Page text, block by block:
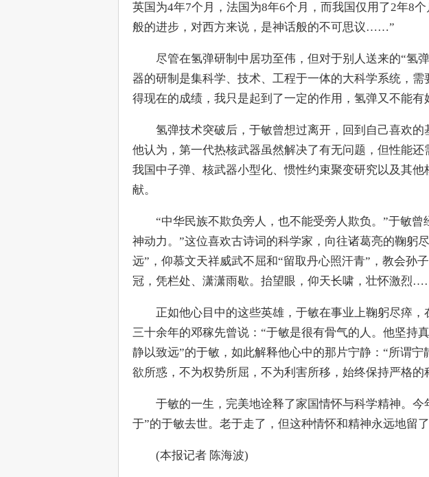
英国为4年7个月，法国为8年6个月，而我国仅用了2年8
般的进步，对西方来说，是神话般的不可思议……”
尽管在氢弹研制中居功至伟，但对于别人送来的“氢弹
器的研制是集科学、技术、工程于一体的大科学系统，
得现在的成绩，我只是起到了一定的作用，氢弹又不能有
氢弹技术突破后，于敏曾想过离开，回到自己喜欢的
他认为，第一代热核武器虽然解决了有无问题，但性能
我国中子弹、核武器小型化、惯性约束聚变研究以及其
献。
“中华民族不欺负旁人，也不能受旁人欺负。”于敏曾
神动力。”这位喜欢古诗词的科学家，向往诸葛亮的鞠躬
远”，仰慕文天祥威武不屈和“留取丹心照汗青”，教会孙
冠，凭栏处、潇潇雨歇。抬望眼，仰天长啸，壮怀激烈
正如他心目中的这些英雄，于敏在事业上鞠躬尽瘁，
三十余年的邓稼先曾说：“于敏是很有骨气的人。他坚持
静以致远”的于敏，如此解释他心中的那片宁静：“所谓
欲所惑，不为权势所屈，不为利害所移，始终保持严格的
于敏的一生，完美地诠释了家国情怀与科学精神。今
于”的于敏去世。老于走了，但这种情怀和精神永远地留了
(本报记者 陈海波)